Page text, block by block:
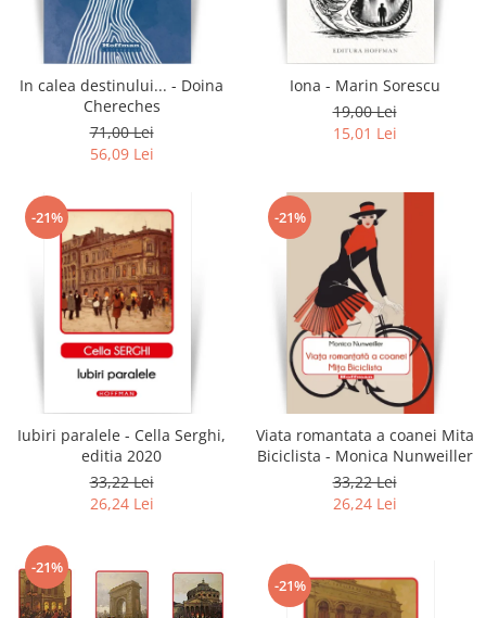
Literatura
Clasica
Contemporana
Universala
Non-fictiune
Calatorii
Memorii
Publicistica / Reportaje / Interviuri
Stiinte umaniste
Sociologie si filozofie
In calea destinului... - Doina
Chereches
71,00 Lei
56,09 Lei
Iona - Marin Sorescu
19,00 Lei
15,01 Lei
-21%
Iubiri paralele - Cella Serghi,
editia 2020
33,22 Lei
26,24 Lei
-21%
Viata romantata a coanei Mita
Biciclista - Monica Nunweiller
33,22 Lei
26,24 Lei
-21%
-21%